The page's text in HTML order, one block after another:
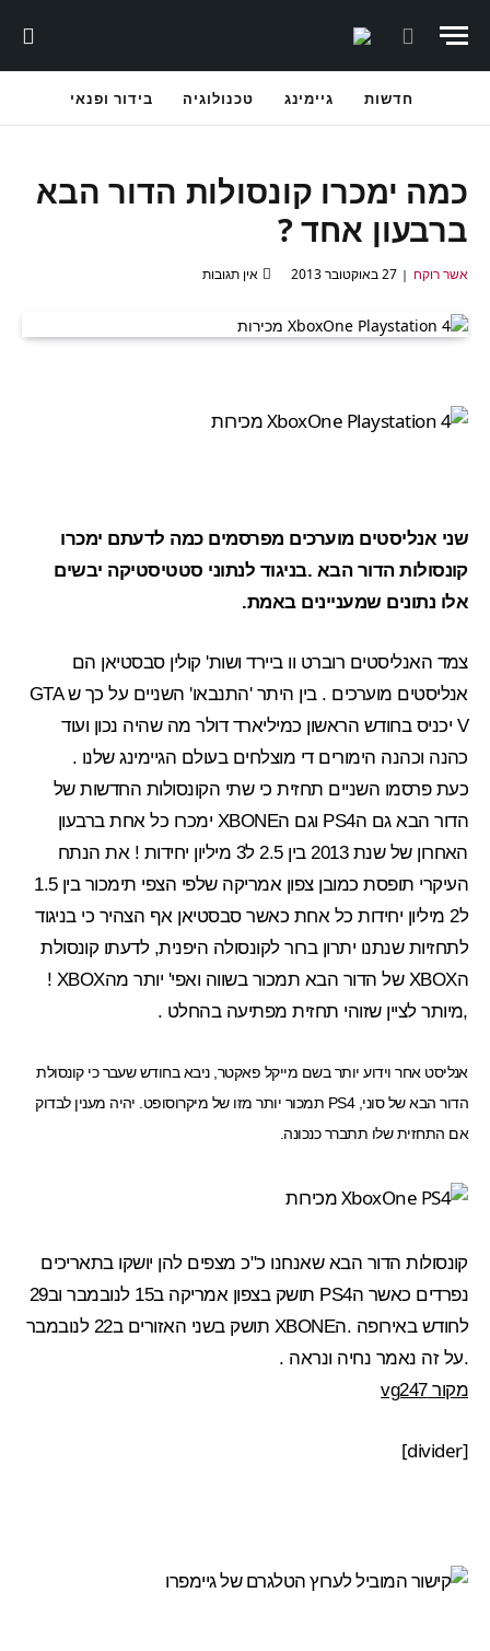
חדשות גיימינג טכנולוגיה בידור ופנאי
כמה ימכרו קונסולות הדור הבא
ברבעון אחד ?
אשר רוקח 27 באוקטובר 2013 אין תגובות
שני אנליסטים מוערכים מפרסמים כמה לדעתם ימכרו
קונסולות הדור הבא .בניגוד לנתוני סטטיסטיקה יבשים
אלו נתונים שמעניינים באמת.
צמד האנליסטים רוברט וו ביירד ושות' קולין סבסטיאן הם
אנליסטים מוערכים . בין היתר'התנבאו' השניים על כך שGTA
V יכניס בחודש הראשון כמיליארד דולר מהשהיה נכון ועוד
כהנה וכהנה הימורים די מוצלחים בעולם הגיימינג שלנו .
כעת פרסמו השניים תחזית כי שתי הקונסולות החדשות של
הדור הבא גם הPS4 וגם הXBONE ימכרו כל אחת ברבעון
האחרון של שנת 2013 בין 2.5 ל3 מיליון יחידות ! את הנתח
העיקרי תופסת כמובן צפון אמריקה שלפי הצפי תימכור בין 1.5
ל2 מיליון יחידות כל אחת כאשר סבסטיאן אף הצהיר כי בניגוד
לתחזיות שנתנו יתרון ברור לקונסולה היפנית, לדעתו קונסולת
הXBOX של הדור הבא תמכור בשווה ואפי' יותר מהXBOX !
,מיותר לציין שזוהי תחזית מפתיעה בהחלט .
אנליסט אחר וידוע יותר בשם מייקל פאקטר,ניבא בחודש שעברכי קונסולת
הדור הבא של סוני, PS4 תמכור יותר מזו של מיקרוסופט. יהיה מענין לבדוק
אם התחזית שלו תתברר כנכונה.
קונסולות הדור הבא שאנחנו כ"כ מצפים להן יושקו בתאריכים
נפרדים כאשר הPS4 תושק בצפון אמריקה ב15 לנובמבר וב29
לחודש באירופה .הXBONE תושק בשני האזורים ב22 לנובמבר
.על זה נאמר נחיה ונראה .
מקור vg247
[divider]